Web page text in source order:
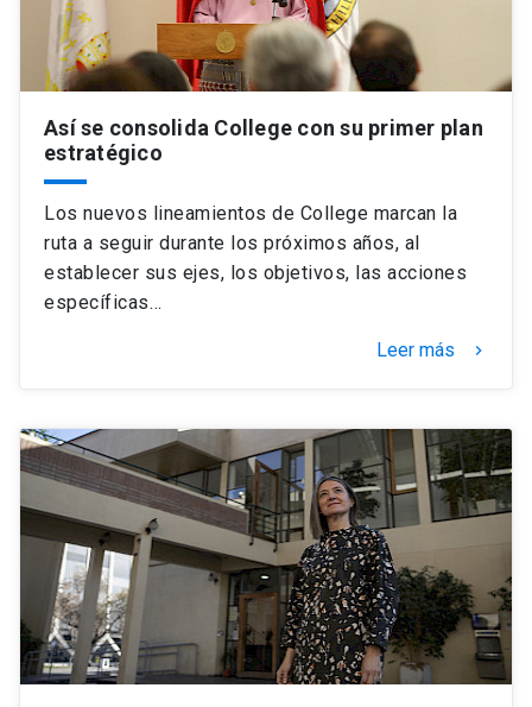
Así se consolida College con su primer plan
estratégico
Los nuevos lineamientos de College marcan la
ruta a seguir durante los próximos años, al
establecer sus ejes, los objetivos, las acciones
específicas…
Leer más keyboard_arrow_right